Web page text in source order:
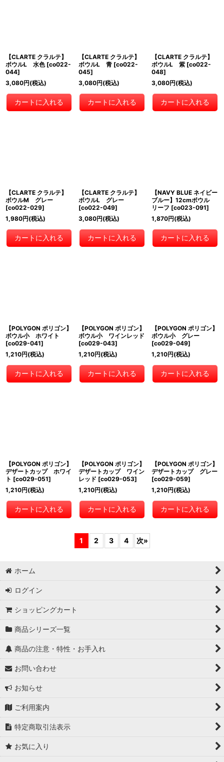
【CLARTE クラルテ】
ボウルL 水色 [co022-
044]
3,080円(税込)
カートに入れる
【CLARTE クラルテ】
ボウルL 青 [co022-
045]
3,080円(税込)
カートに入れる
【CLARTE クラルテ】
ボウルL 紫 [co022-
048]
3,080円(税込)
カートに入れる
【CLARTE クラルテ】
ボウルM グレー
[co022-029]
1,980円(税込)
カートに入れる
【CLARTE クラルテ】
ボウルL グレー
[co022-049]
3,080円(税込)
カートに入れる
【NAVY BLUE ネイビー
ブルー】12cmボウル
リーフ [co023-091]
1,870円(税込)
カートに入れる
【POLYGON ポリゴン】
ボウル小 ホワイト
[co029-041]
1,210円(税込)
カートに入れる
【POLYGON ポリゴン】
ボウル小 ワインレッド
[co029-043]
1,210円(税込)
カートに入れる
【POLYGON ポリゴン】
ボウル小 グレー
[co029-049]
1,210円(税込)
カートに入れる
【POLYGON ポリゴン】
デザートカップ ホワイ
ト [co029-051]
1,210円(税込)
カートに入れる
【POLYGON ポリゴン】
デザートカップ ワイン
レッド [co029-053]
1,210円(税込)
カートに入れる
【POLYGON ポリゴン】
デザートカップ グレー
[co029-059]
1,210円(税込)
カートに入れる
1 2 3 4 次»
ホーム
ログイン
ショッピングカート
商品シリーズ一覧
商品の注意・特性・お手入れ
お問い合わせ
お知らせ
ご利用案内
特定商取引法表示
お気に入り